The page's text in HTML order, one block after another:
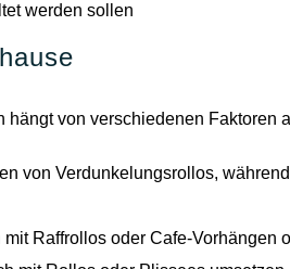
werden sollen
von verschiedenen Faktoren
von Verdunkelungsrollos,
Raffrollos oder Cafe-Vorhängen